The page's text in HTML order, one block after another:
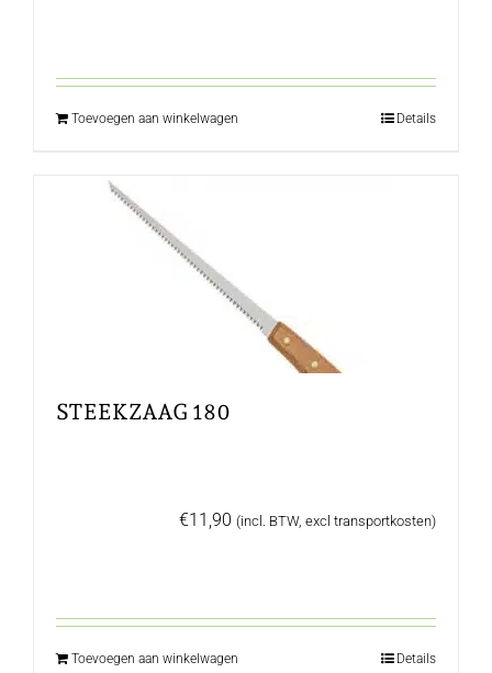
Toevoegen aan winkelwagen Details
STEEKZAAG 180
€11,90 (incl. BTW, excl transportkosten)
Toevoegen aan winkelwagen Details